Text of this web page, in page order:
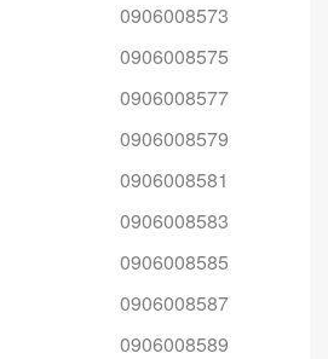
0906008573
0906008575
0906008577
0906008579
0906008581
0906008583
0906008585
0906008587
0906008589